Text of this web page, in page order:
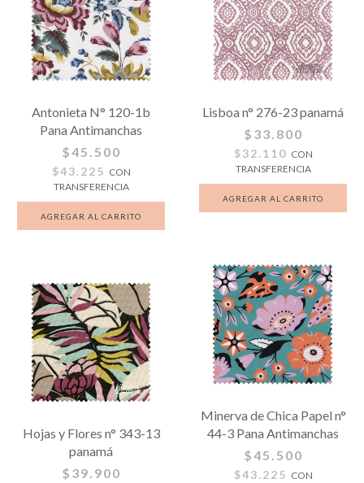
Antonieta N° 120-1b
Pana Antimanchas
$45.500
$43.225 CON
TRANSFERENCIA
Lisboa n° 276-23 panamá
$33.800
$32.110 CON
TRANSFERENCIA
Hojas y Flores n° 343-13
panamá
$39.900
Minerva de Chica Papel n°
44-3 Pana Antimanchas
$45.500
$43.225 CON